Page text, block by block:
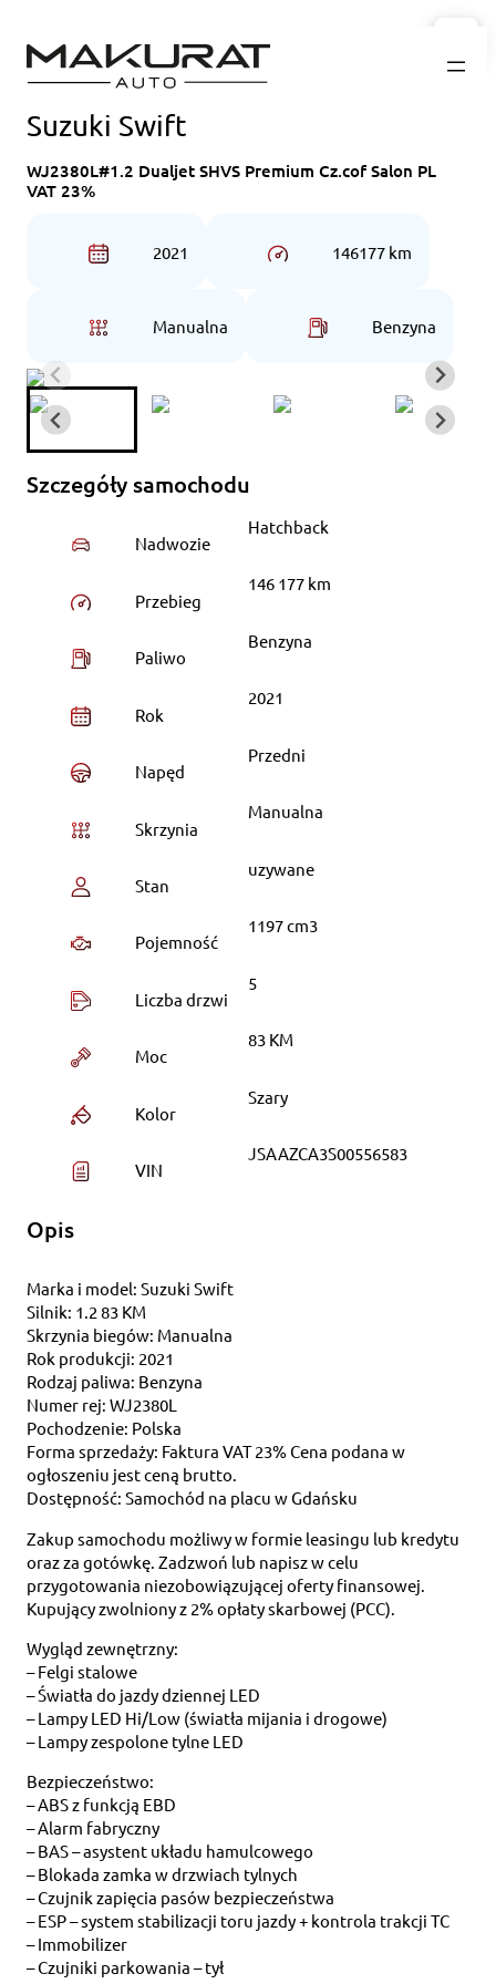
do
treści
Suzuki Swift
WJ2380L#1.2 Dualjet SHVS Premium Cz.cof Salon PL
VAT 23%
2021 146177 km
Manualna Benzyna
Szczegóły samochodu
Nadwozie
Hatchback
Przebieg
146 177 km
Paliwo
Benzyna
Rok
2021
Napęd
Przedni
Skrzynia
Manualna
Stan
uzywane
Pojemność
1197 cm3
Liczba drzwi
5
Moc
83 KM
Kolor
Szary
VIN
JSAAZCA3S00556583
Opis
Marka i model: Suzuki Swift
Silnik: 1.2 83 KM
Skrzynia biegów: Manualna
Rok produkcji: 2021
Rodzaj paliwa: Benzyna
Numer rej: WJ2380L
Pochodzenie: Polska
Forma sprzedaży: Faktura VAT 23% Cena podana w
ogłoszeniu jest ceną brutto.
Dostępność: Samochód na placu w Gdańsku
Zakup samochodu możliwy w formie leasingu lub kredytu
oraz za gotówkę. Zadzwoń lub napisz w celu
przygotowania niezobowiązującej oferty finansowej.
Kupujący zwolniony z 2% opłaty skarbowej (PCC).
Wygląd zewnętrzny:
– Felgi stalowe
– Światła do jazdy dziennej LED
– Lampy LED Hi/Low (światła mijania i drogowe)
– Lampy zespolone tylne LED
Bezpieczeństwo:
– ABS z funkcją EBD
– Alarm fabryczny
– BAS – asystent układu hamulcowego
– Blokada zamka w drzwiach tylnych
– Czujnik zapięcia pasów bezpieczeństwa
– ESP – system stabilizacji toru jazdy + kontrola trakcji TC
– Immobilizer
– Czujniki parkowania – tył